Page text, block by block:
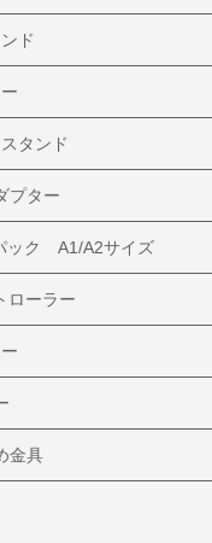
ド
タンド
プター
ック A1/A2サイズ
ローラー
金具